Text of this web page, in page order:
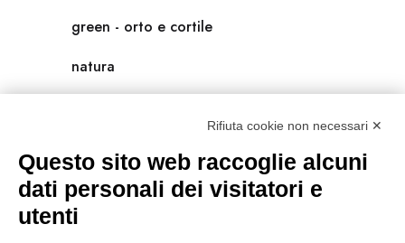
green - orto e cortile
natura
scienza
universolocale
Rifiuta cookie non necessari ✕
Questo sito web raccoglie alcuni
dati personali dei visitatori e
utenti